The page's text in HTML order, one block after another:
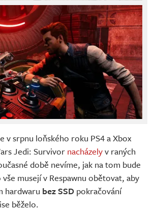
v srpnu loňského roku PS4 a Xbox
Jedi: Survivor nacházelyv raných
době nevíme, jak na tom bude
vše musejí v Respawnu obětovat, aby
hardwaru bez SSD pokračování
běželo.